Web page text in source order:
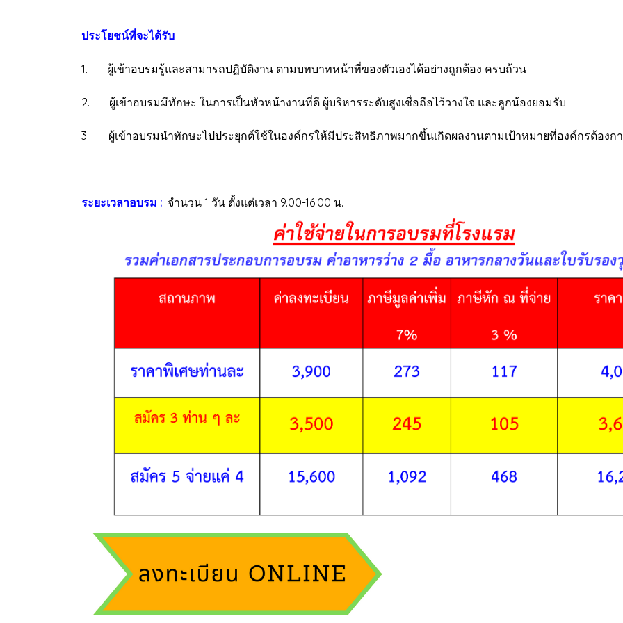
ประโยชน์ที่จะได้รับ
1. ผู้เข้าอบรมรู้และสามารถปฏิบัติงาน ตามบทบาทหน้าที่ของตัวเองได้อย่างถูกต้อง ครบถ้วน
2. ผู้เข้าอบรมมีทักษะ ในการเป็นหัวหน้างานที่ดี ผู้บริหารระดับสูงเชื่อถือไว้วางใจ และลูกน้องยอมรับ
3. ผู้เข้าอบรมนำทักษะไปประยุกต์ใช้ในองค์กรให้มีประสิทธิภาพมากขึ้นเกิดผลงานตามเป้าหมายที่องค์กรต้องก
ระยะเวลาอบรม : จำนวน 1 วัน ตั้งแต่เวลา 9.00-16.00 น.